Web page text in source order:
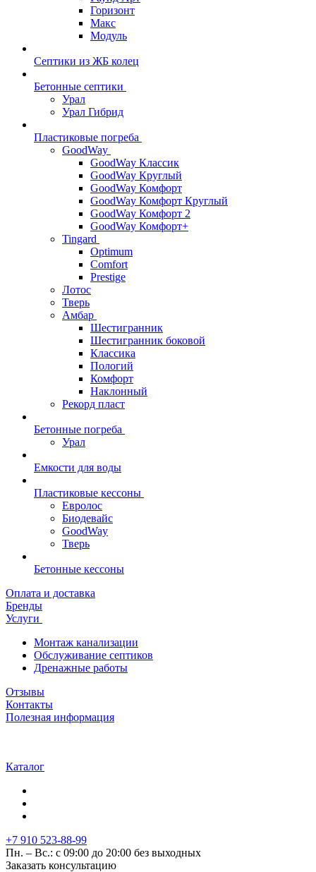
Горизонт
Макс
Модуль
Септики из ЖБ колец
Бетонные септики
Урал
Урал Гибрид
Пластиковые погреба
GoodWay
GoodWay Классик
GoodWay Круглый
GoodWay Комфорт
GoodWay Комфорт Круглый
GoodWay Комфорт 2
GoodWay Комфорт+
Tingard
Optimum
Comfort
Prestige
Лотос
Тверь
Амбар
Шестигранник
Шестигранник боковой
Классика
Пологий
Комфорт
Наклонный
Рекорд пласт
Бетонные погреба
Урал
Емкости для воды
Пластиковые кессоны
Евролос
Биодевайс
GoodWay
Тверь
Бетонные кессоны
Оплата и доставка
Бренды
Услуги
Монтаж канализации
Обслуживание септиков
Дренажные работы
Отзывы
Контакты
Полезная информация
Каталог
+7 910 523-88-99
Пн. – Вс.: с 09:00 до 20:00 без выходных
Заказать консультацию